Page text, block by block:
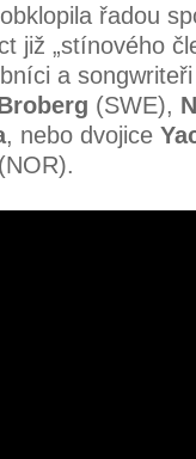
řadou
již „stínového
a
(SWE),
, nebo dvojice
(NOR).